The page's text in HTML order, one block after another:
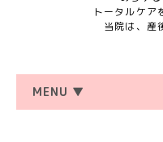
トータルケア
当院は、産
MENU ▼